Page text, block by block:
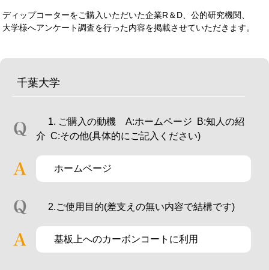
ディップコーターをご購入いただいた企業R＆D、公的研究機関、
大学様へアンケート調査を行った内容を掲載させていただきます。
千葉大学
1. ご購入の動機 A:ホームページ B:知人の紹
介 C:その他(具体的にご記入ください)
ホームページ
2.ご使用目的(差支えの無い内容で結構です)
基板上へのカーボンコートに利用